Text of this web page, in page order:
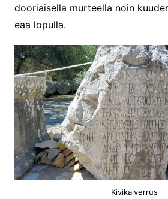
dooriaisella murteella noin
eaa lopulla.
Kivikaiverrus